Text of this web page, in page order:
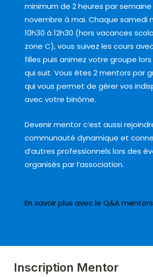
minimum de 2 heures par
novembre à mai. Chaque samedi
10h30 à 12h30 (hors vacances
zone C), vous suivez les cours
filles puis animez votre groupe lors
qui suit. Vous êtes 2 mentors par
qui vous permet de gérer vos
avec votre binôme.
Devenir mentor c’est aussi
communauté dynamique et
d’autres professionnels lors des
organisés par l’association.
En savoir plus avec le Q&A mentors